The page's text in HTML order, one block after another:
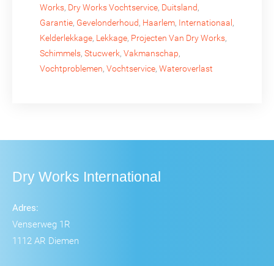
Works, Dry Works Vochtservice, Duitsland,
Garantie, Gevelonderhoud, Haarlem, Internationaal,
Kelderlekkage, Lekkage, Projecten Van Dry Works,
Schimmels, Stucwerk, Vakmanschap,
Vochtproblemen, Vochtservice, Wateroverlast
Dry Works International
Adres:
Venserweg 1R
1112 AR Diemen